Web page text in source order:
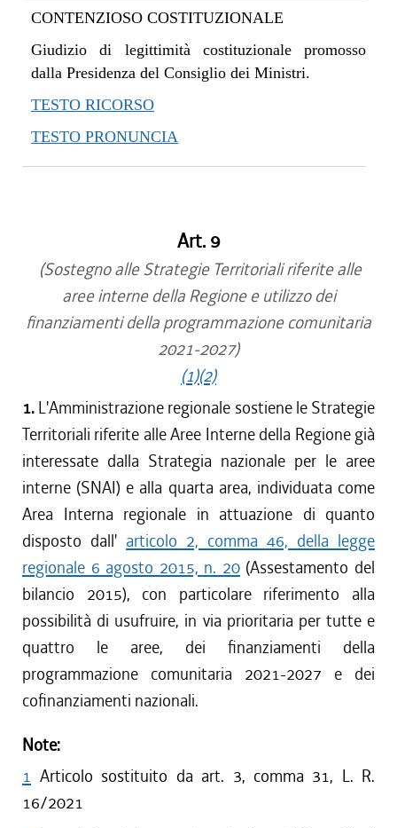
CONTENZIOSO COSTITUZIONALE
Giudizio di legittimità costituzionale promosso
dalla Presidenza del Consiglio dei Ministri.
TESTO RICORSO
TESTO PRONUNCIA
Art. 9
(Sostegno alle Strategie Territoriali riferite alle
aree interne della Regione e utilizzo dei
finanziamenti della programmazione comunitaria
2021-2027)
(1)(2)
1. L'Amministrazione regionale sostiene le Strategie
Territoriali riferite alle Aree Interne della Regione già
interessate dalla Strategia nazionale per le aree
interne (SNAI) e alla quarta area, individuata come
Area Interna regionale in attuazione di quanto
disposto dall' articolo 2, comma 46, della legge
regionale 6 agosto 2015, n. 20(Assestamento del
bilancio 2015), con particolare riferimento alla
possibilità di usufruire, in via prioritaria per tutte e
quattro le aree, dei finanziamenti della
programmazione comunitaria 2021-2027 e dei
cofinanziamenti nazionali.
Note:
1 Articolo sostituito da art. 3, comma 31, L. R.
16/2021